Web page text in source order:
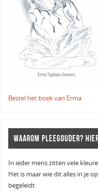
Bestel het boek van Erma
WAAROM PLEEGOUDER?
In ieder mens zitten vele
Het is maar wie dit alles in je
begeleidt.